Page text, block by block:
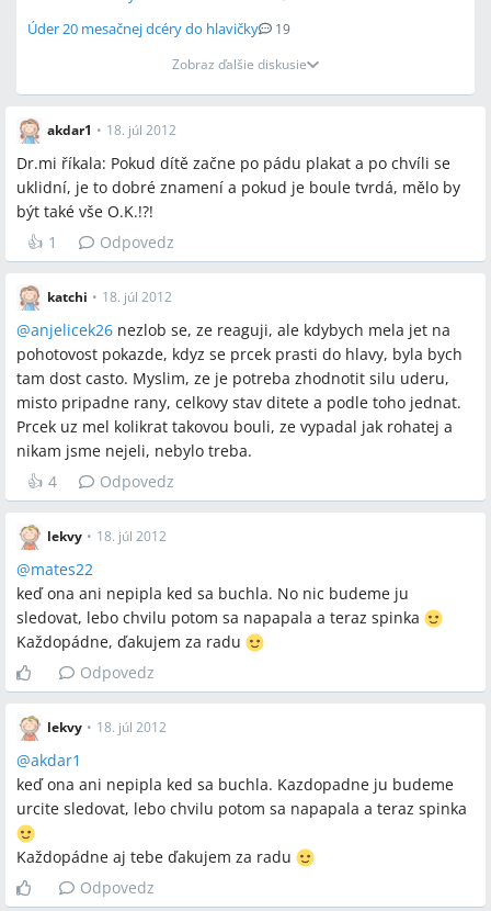
Úder 20 mesačnej dcéry do hlavičky
19
Zobraz ďalšie diskusie
akdar1 • 18. júl 2012
Dr.mi říkala: Pokud dítě začne po pádu plakat a po chvíli se
uklidní, je to dobré znamení a pokud je boule tvrdá, mělo by
být také vše O.K.!?!
👍 1 Odpovedz
katchi • 18. júl 2012
@anjelicek26 nezlob se, ze reaguji, ale kdybych mela jet na
pohotovost pokazde, kdyz se prcek prasti do hlavy, byla bych
tam dost casto. Myslim, ze je potreba zhodnotit silu uderu,
misto pripadne rany, celkovy stav ditete a podle toho jednat.
Prcek uz mel kolikrat takovou bouli, ze vypadal jak rohatej a
nikam jsme nejeli, nebylo treba.
👍 4 Odpovedz
lekvy • 18. júl 2012
@mates22
keď ona ani nepipla ked sa buchla. No nic budeme ju
sledovat, lebo chvilu potom sa napapala a teraz spinka
Každopádne, ďakujem za radu
Odpovedz
lekvy • 18. júl 2012
@akdar1
keď ona ani nepipla ked sa buchla. Kazdopadne ju budeme
urcite sledovat, lebo chvilu potom sa napapala a teraz spinka
Každopádne aj tebe ďakujem za radu
Odpovedz